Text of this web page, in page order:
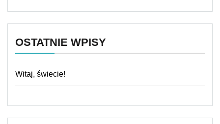
OSTATNIE WPISY
Witaj, świecie!